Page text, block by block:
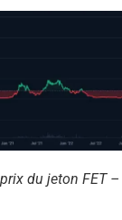
du jeton FET